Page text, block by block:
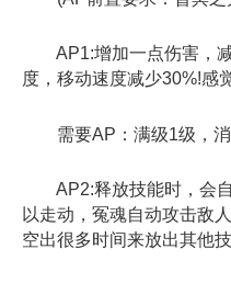
AP1:增加一点伤害，减
度，移动速度减少30%!感
需要AP：满级1级，消
AP2:释放技能时，会自
以走动，冤魂自动攻击敌
空出很多时间来放出其他